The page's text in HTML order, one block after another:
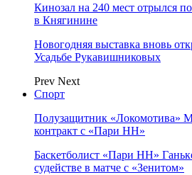
Кинозал на 240 мест отрылся
в Княгинине
Новогодняя выставка вновь
Усадьбе Рукавишниковых
Prev Next
Спорт
Полузащитник «Локомотива»
контракт с «Пари НН»
Баскетболист «Пари НН»
судействе в матче с «Зенитом»